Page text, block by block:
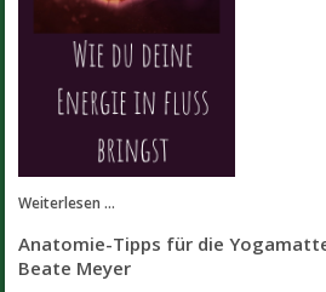
Weiterlesen ...
Anatomie-Tipps für die
Beate Meyer